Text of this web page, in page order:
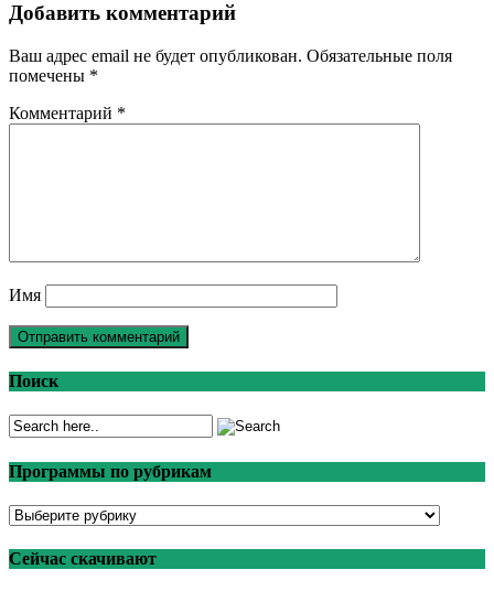
Добавить комментарий
Ваш адрес email не будет опубликован. Обязательные поля
помечены *
Комментарий *
Имя
Поиск
Программы по рубрикам
Программы
рубрикам
Сейчас скачивают